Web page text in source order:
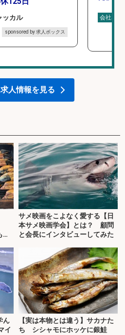
ッカル
sponsored by 求人ボックス
会社名
人情報を見る
サメ映画をこよなく愛する【日
本サメ映画学会】とは？ 顧問
と会長にインタビューしてみた
ん
イ
【実は本物とは違う】サカナた
ち シシャモにホッケに銀鮭